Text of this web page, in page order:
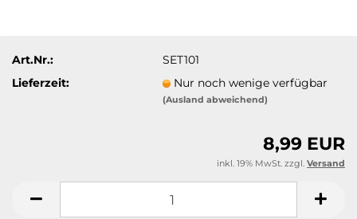
Art.Nr.:
SET101
Lieferzeit:
Nur noch wenige verfügbar
(Ausland abweichend)
8,99 EUR
inkl. 19% MwSt. zzgl. Versand